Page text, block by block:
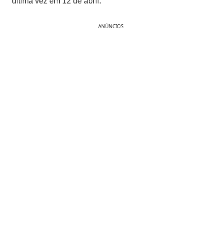
ANÚNCIOS